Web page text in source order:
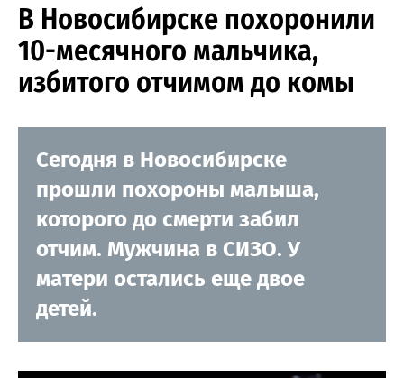
В Новосибирске похоронили
10-месячного мальчика,
избитого отчимом до комы
Сегодня в Новосибирске
прошли похороны малыша,
которого до смерти забил
отчим. Мужчина в СИЗО. У
матери остались еще двое
детей.